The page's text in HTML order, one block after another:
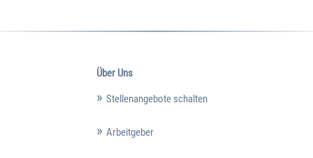
Über Uns
Stellenangebote schalten
Arbeitgeber